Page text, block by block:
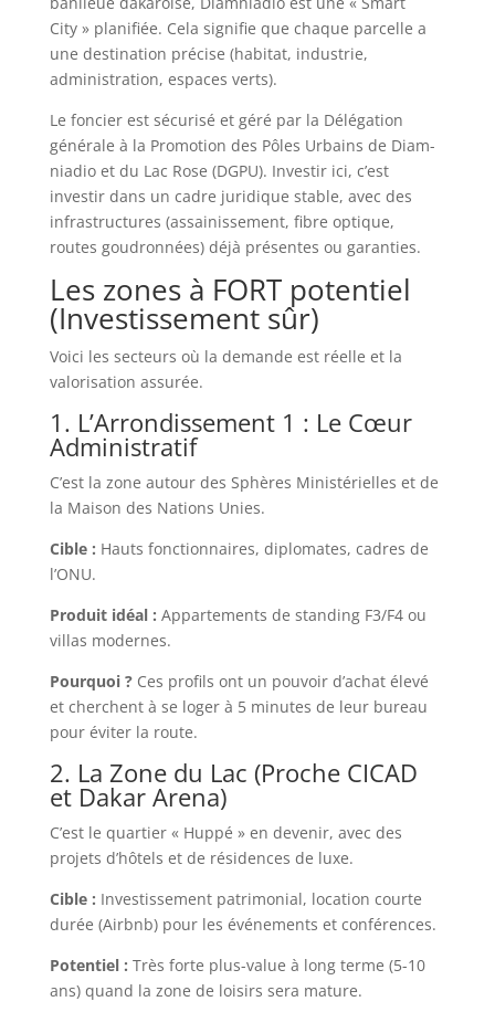
City » planifiée. Cela signifie que chaque parcelle a
une destination précise (habitat, industrie,
administration, espaces verts).
Le foncier est sécurisé et géré par la Délé­ga­tion
géné­rale à la Promo­tion des Pôles Urbains de Diam­
nia­dio et du Lac Rose (DGPU). Investir ici, c’est
investir dans un cadre juridique stable, avec des
infrastructures (assainissement, fibre optique,
routes goudronnées) déjà présentes ou garanties.
Les zones à FORT potentiel
(Investissement sûr)
Voici les secteurs où la demande est réelle et la
valorisation assurée.
1. L’Arrondissement 1 : Le Cœur
Administratif
C’est la zone autour des Sphères Ministérielles et de
la Maison des Nations Unies.
Cible : Hauts fonctionnaires, diplomates, cadres de
l’ONU.
Produit idéal : Appartements de standing F3/F4 ou
villas modernes.
Pourquoi ?Ces profils ont un pouvoir d’achat élevé
et cherchent à se loger à 5 minutes de leur bureau
pour éviter la route.
2. La Zone du Lac (Proche CICAD
et Dakar Arena)
C’est le quartier « Huppé » en devenir, avec des
projets d’hôtels et de résidences de luxe.
Cible : Investissement patrimonial, location courte
durée (Airbnb) pour les événements et conférences.
Potentiel : Très forte plus-value à long terme (5-10
ans) quand la zone de loisirs sera mature.